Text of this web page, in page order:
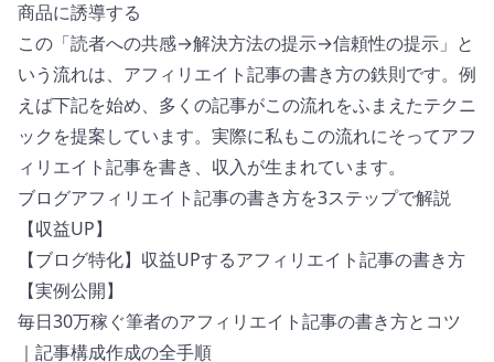
商品に誘導する
この「読者への共感→解決方法の提示→信頼性の提示」と
いう流れは、アフィリエイト記事の書き方の鉄則です。例
えば下記を始め、多くの記事がこの流れをふまえたテクニ
ックを提案しています。実際に私もこの流れにそってアフ
ィリエイト記事を書き、収入が生まれています。
ブログアフィリエイト記事の書き方を3ステップで解説
【収益UP】
【ブログ特化】収益UPするアフィリエイト記事の書き方
【実例公開】
毎日30万稼ぐ筆者のアフィリエイト記事の書き方とコツ
｜記事構成作成の全手順